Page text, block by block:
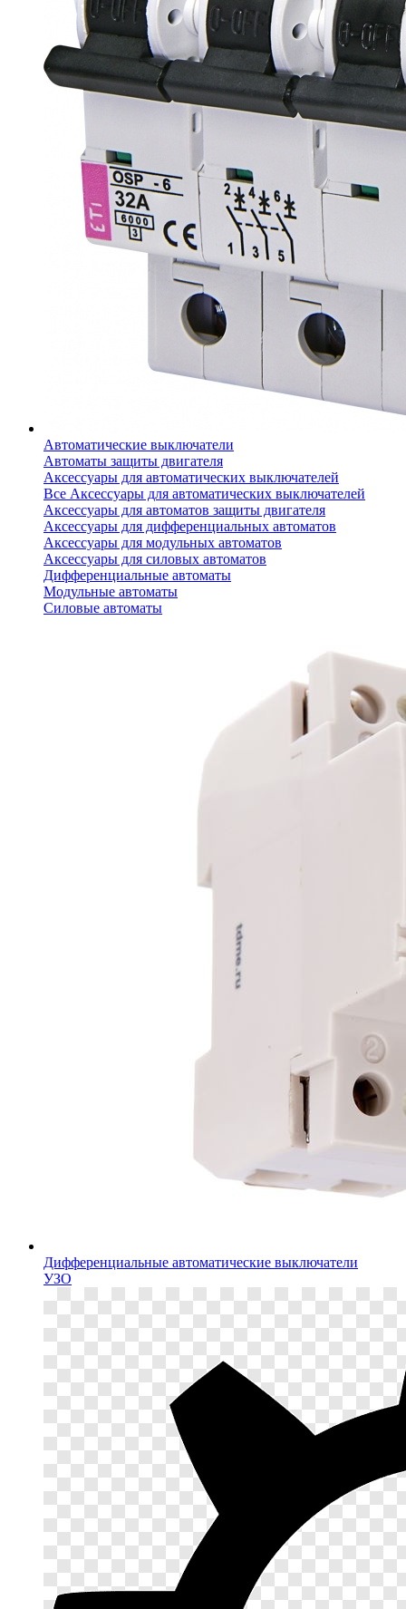
Автоматические выключатели
Автоматы защиты двигателя
Аксессуары для автоматических выключателей
Все Аксессуары для автоматических выключателей
Аксессуары для автоматов защиты двигателя
Аксессуары для дифференциальных автоматов
Аксессуары для модульных автоматов
Аксессуары для силовых автоматов
Дифференциальные автоматы
Модульные автоматы
Силовые автоматы
Дифференциальные автоматические выключатели
УЗО